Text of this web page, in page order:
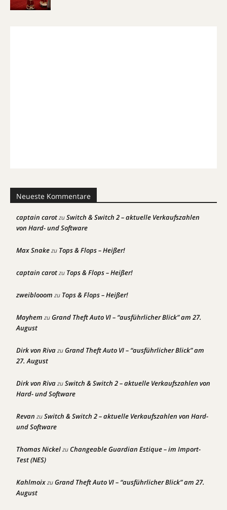
Neueste Kommentare
captain carotzuSwitch & Switch 2 – aktuelle Verkaufszahlen
von Hard- und Software
Max Snakezu Tops & Flops – Heißer!
captain carotzu Tops & Flops – Heißer!
zweiblooom zu Tops & Flops – Heißer!
Mayhem zuGrand Theft Auto VI – “ausführlicher Blick” am 27.
August
Dirk von RivazuGrand Theft Auto VI – “ausführlicher Blick” am
27. August
Dirk von RivazuSwitch & Switch 2 – aktuelle Verkaufszahlen von
Hard- und Software
Revan zuSwitch & Switch 2 – aktuelle Verkaufszahlen von Hard-
und Software
Thomas NickelzuChangeable Guardian Estique – im Import-
Test (NES)
KahlmoixzuGrand Theft Auto VI – “ausführlicher Blick” am 27.
August